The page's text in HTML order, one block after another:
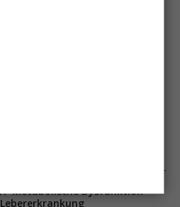
Metabolische Dysfunktion-
werden zunehmend zu einer
In Deutschland
Zeichen einer Steatosis der
dass die Zahl der sich daraus
bis 2030 auf 4,7 Millionen
Metabolische Dysfunktion-